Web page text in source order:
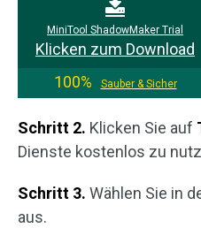
MiniTool ShadowMaker Trial
Klicken zum Download
100%
Sauber & Sicher
Schritt 2. Klicken Sie auf
Dienste kostenlos zu
Schritt 3. Wählen Sie in
aus.